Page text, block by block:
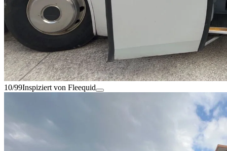
10/99Inspiziert von Fleequid